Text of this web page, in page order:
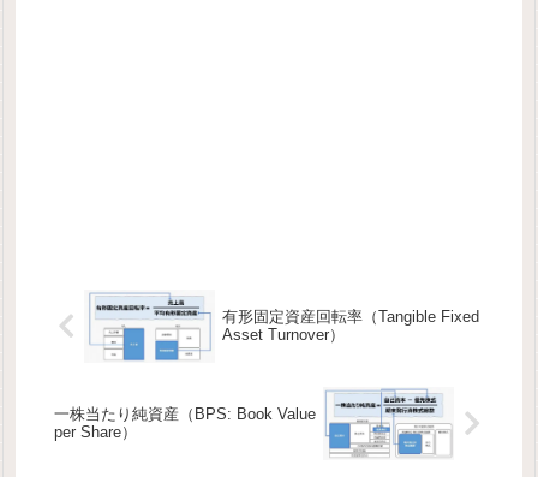
有形固定資産回転率（Tangible Fixed
Asset Turnover）
一株当たり純資産（BPS: Book Value
per Share）